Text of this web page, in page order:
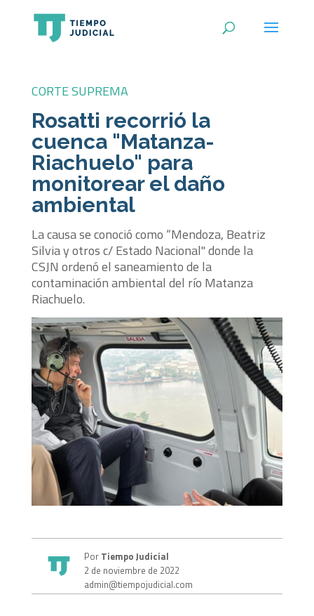
CORTE SUPREMA
Rosatti recorrió la
cuenca "Matanza-
Riachuelo" para
monitorear el daño
ambiental
La causa se conoció como “Mendoza, Beatriz
Silvia y otros c/ Estado Nacional" donde la
CSJN ordenó el saneamiento de la
contaminación ambiental del río Matanza
Riachuelo.
PorTiempo Judicial
2 de noviembre de 2022
admin@tiempojudicial.com